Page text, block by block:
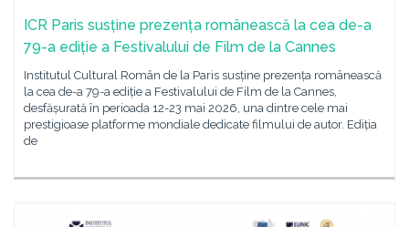
ICR Paris susține prezența românească la cea de-a
79-a ediție a Festivalului de Film de la Cannes
Institutul Cultural Român de la Paris susține prezența românească
la cea de-a 79-a ediție a Festivalului de Film de la Cannes,
desfășurată în perioada 12-23 mai 2026, una dintre cele mai
prestigioase platforme mondiale dedicate filmului de autor. Ediția
de